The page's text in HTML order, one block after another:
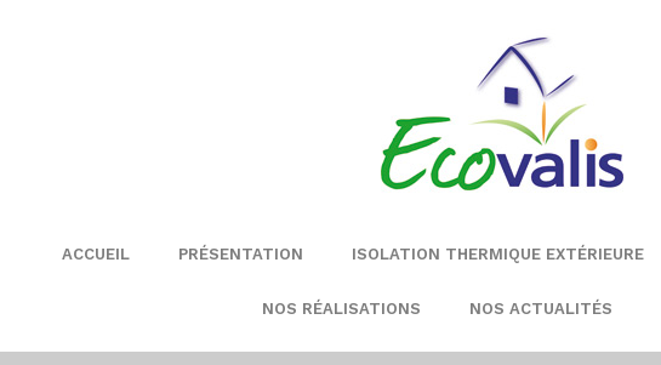
ACCUEIL PRÉSENTATION ISOLATION THERMIQUE EXTÉRIEURE
NOS RÉALISATIONS NOS ACTUALITÉS